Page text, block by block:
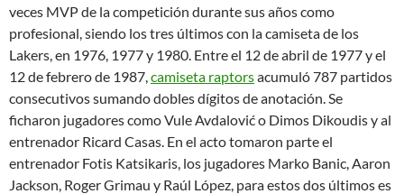
veces MVP de la competición durante sus años como
profesional, siendo los tres últimos con la camiseta de los
Lakers, en 1976, 1977 y 1980. Entre el 12 de abril de 1977 y el
12 de febrero de 1987,camiseta raptorsacumuló 787 partidos
consecutivos sumando dobles dígitos de anotación. Se
ficharon jugadores como Vule Avdalović o Dimos Dikoudis y al
entrenador Ricard Casas. En el acto tomaron parte el
entrenador Fotis Katsikaris, los jugadores Marko Banic, Aaron
Jackson, Roger Grimau y Raúl López, para estos dos últimos es